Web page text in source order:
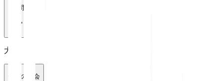
1週間
大会
全ての大会